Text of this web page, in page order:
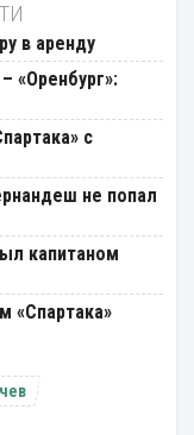
в аренду
«Оренбург»:
с
не попал
капитаном
«Спартака»